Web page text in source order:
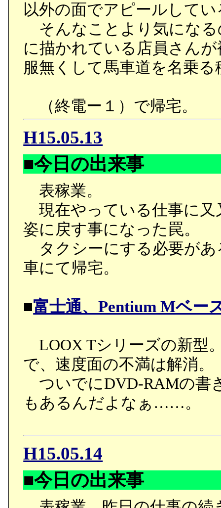
以外の面でアピールして
そんなことより気になる
に描かれている店員さん
服無くして馬車道を名乗
（終電ー１）で帰宅。
H15.05.13
■今日の出来事
表稼業。
現在やっている仕事に又
姿に戻す事になった罠。
タクシーにする必要が
車にて帰宅。
■富士通、Pentium Mベー
LOOX Tシリーズの新型
で、速度面の不満は解消。
ついでにDVD-RAMの書
もあるんだよなぁ……。
H15.05.14
■今日の出来事